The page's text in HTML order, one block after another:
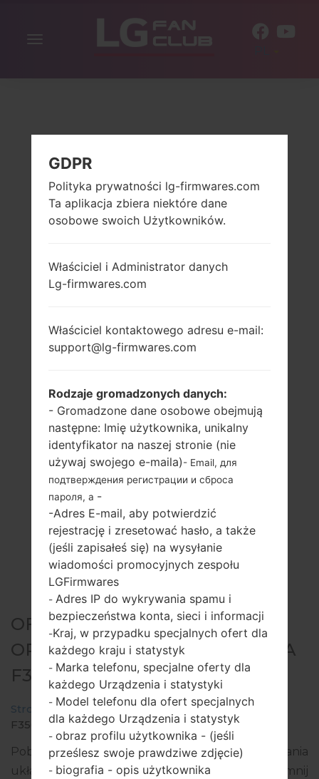
Włącz
OFICJALNE
OPROGRAMOWANIE #684 DLA
F350S -LG G PRO 2 LTE-A
Strona startowa →LG G Pro 2 LTE-A →LGF350S
F350S20b_00.kdz
Pobierz najnowszą wersję oprogramowania
układowego dla LG G Pro 2 LTE-A, ale nie zapomnij
GDPR
Polityka prywatności lg-firmwares.com
Ta aplikacja zbiera niektóre dane
osobowe swoich Użytkowników.
Właściciel i Administrator danych
Lg-firmwares.com
Właściciel kontaktowego adresu e-mail:
support@lg-firmwares.com
Rodzaje gromadzonych danych:
- Gromadzone dane osobowe obejmują
następne: Imię użytkownika, unikalny
identyfikator na naszej stronie (nie
używaj swojego e-maila)- Email, для
подтверждения регистрации и сброса
пароля, а -
-Adres E-mail, aby potwierdzić
rejestrację i zresetować hasło, a także
(jeśli zapisałeś się) na wysyłanie
wiadomości promocyjnych zespołu
LGFirmwares
- Adres IP do wykrywania spamu i
bezpieczeństwa konta, sieci i informacji
-Kraj, w przypadku specjalnych ofert dla
każdego kraju i statystyk
- Marka telefonu, specjalne oferty dla
każdego Urządzenia i statystyki
- Model telefonu dla ofert specjalnych
dla każdego Urządzenia i statystyk
- obraz profilu użytkownika - (jeśli
prześlesz swoje prawdziwe zdjęcie)
- biografia - opis użytkownika